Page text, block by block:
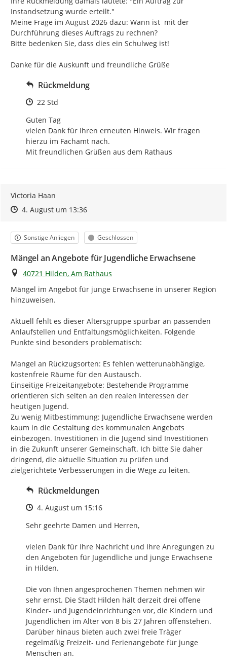
Instandsetzung wurde erteilt."
Meine Frage im August 2026 dazu: Wann ist  mit der
Durchführung dieses Auftrags zu rechnen?
Bitte bedenken Sie, dass dies ein Schulweg ist!
Danke für die Auskunft und freundliche Grüße
Rückmeldung
Zeitpunkt des Erstellens
22 Std
Guten Tag
vielen Dank für Ihren erneuten Hinweis. Wir fragen
hierzu im Fachamt nach.
Mit freundlichen Grüßen aus dem Rathaus
Victoria Haan
Zeitpunkt des Erstellens
Zeitpunkt des Erstellens
4. August um 13:36Zur Äußerung
Kategorie
Sonstige Anliegen Status
Geschlossen
Mängel an Angebote für Jugendliche Erwachsene
Ort
40721 Hilden, Am Rathaus
Mängel im Angebot für junge Erwachsene in unserer Region
hinzuweisen.
Aktuell fehlt es dieser Altersgruppe spürbar an passenden
Anlaufstellen und Entfaltungsmöglichkeiten. Folgende
Punkte sind besonders problematisch:
Mangel an Rückzugsorten: Es fehlen wetterunabhängige,
kostenfreie Räume für den Austausch.
Einseitige Freizeitangebote: Bestehende Programme
orientieren sich selten an den realen Interessen der
heutigen Jugend.
Zu wenig Mitbestimmung: Jugendliche Erwachsene werden
kaum in die Gestaltung des kommunalen Angebots
einbezogen. Investitionen in die Jugend sind Investitionen
in die Zukunft unserer Gemeinschaft. Ich bitte Sie daher
dringend, die aktuelle Situation zu prüfen und
zielgerichtete Verbesserungen in die Wege zu leiten.
Rückmeldungen
Zeitpunkt des Erstellens
4. August um 15:16
Sehr geehrte Damen und Herren,
vielen Dank für Ihre Nachricht und Ihre Anregungen zu
den Angeboten für Jugendliche und junge Erwachsene
in Hilden.
Die von Ihnen angesprochenen Themen nehmen wir
sehr ernst. Die Stadt Hilden hält derzeit drei offene
Kinder- und Jugendeinrichtungen vor, die Kindern und
Jugendlichen im Alter von 8 bis 27 Jahren offenstehen.
Darüber hinaus bieten auch zwei freie Träger
regelmäßig Freizeit- und Ferienangebote für junge
Menschen an.